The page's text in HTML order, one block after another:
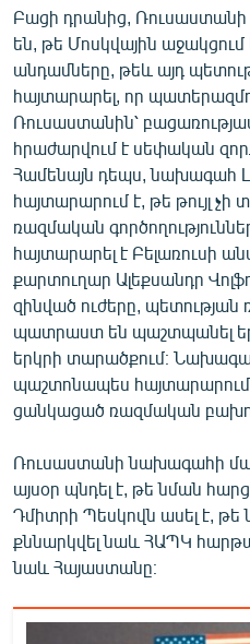
Բացի դրանից, Ռուսաստանի
են, թե Մոսկվային
անդամները, թեև այդ
հայտարարել, որ
Ռուսաստանին՝
հրաժարվում է սեփական
Համենայն դեպս, նախագահ
հայտարարում է, թե թույլ չի
ռազմական
հայտարարել է Բելառուսի
քարտուղար Ալեքսանդր
զինված ուժերը, պետության
պատրաստ են պաշտպանել
երկրի տարածքում։
պաշտոնապես հայտարարում
ցանկացած ռազմական
Ռուսաստանի նախագահի
այսօր պնդել է, թե նման հարց
Դմիտրի Պեսկովն ասել է, թե
քննարկվել նաև ՀԱՊԿ
նաև Հայաստանը։